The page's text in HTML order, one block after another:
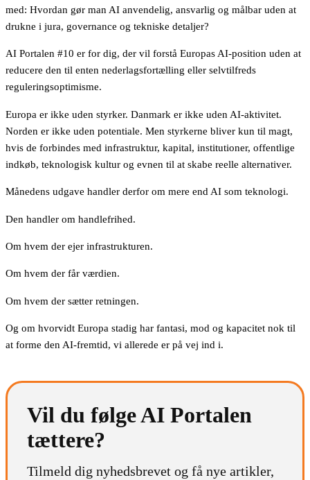
med: Hvordan gør man AI anvendelig, ansvarlig og målbar uden at
drukne i jura, governance og tekniske detaljer?
AI Portalen #10 er for dig, der vil forstå Europas AI-position uden at
reducere den til enten nederlagsfortælling eller selvtilfreds
reguleringsoptimisme.
Europa er ikke uden styrker. Danmark er ikke uden AI-aktivitet.
Norden er ikke uden potentiale. Men styrkerne bliver kun til magt,
hvis de forbindes med infrastruktur, kapital, institutioner, offentlige
indkøb, teknologisk kultur og evnen til at skabe reelle alternativer.
Månedens udgave handler derfor om mere end AI som teknologi.
Den handler om handlefrihed.
Om hvem der ejer infrastrukturen.
Om hvem der får værdien.
Om hvem der sætter retningen.
Og om hvorvidt Europa stadig har fantasi, mod og kapacitet nok til
at forme den AI-fremtid, vi allerede er på vej ind i.
Vil du følge AI Portalen
tættere?
Tilmeld dig nyhedsbrevet og få nye artikler,